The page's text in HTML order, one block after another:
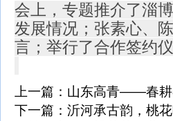
会上，专题推介了淄
发展情况；张素心、
言；举行了合作签约仪
上一篇： 山东高青——春耕
下一篇： 沂河承古韵，桃